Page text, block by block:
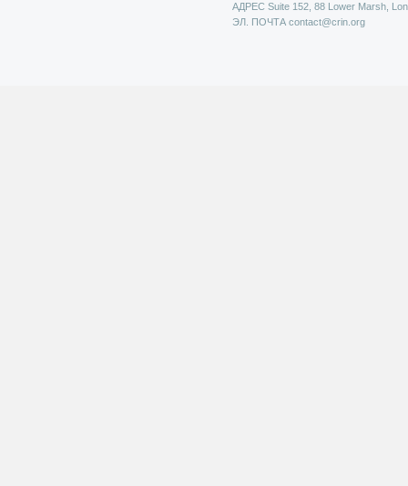
АДРЕС Suite 152, 88 Lower Marsh,
ЭЛ. ПОЧТА contact@crin.org